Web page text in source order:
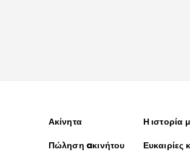
Ακίνητα
Η ιστορία
Πώληση aκινήτου
Ευκαιρίες